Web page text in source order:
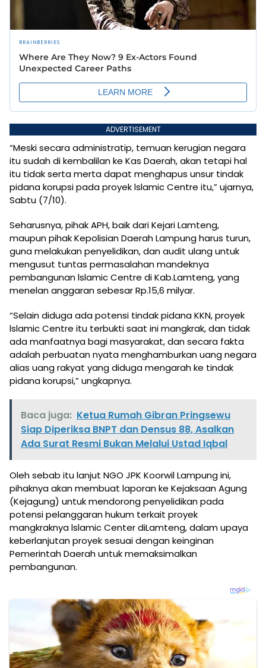
ADVERTISEMENT
“Meski secara administratip, temuan kerugian negara
itu sudah di kembalilan ke Kas Daerah, akan tetapi hal
itu tidak serta merta dapat menghapus unsur tindak
pidana korupsi pada proyek lslamic Centre itu,” ujarnya,
Sabtu (7/10).
Seharusnya, pihak APH, baik dari Kejari Lamteng,
maupun pihak Kepolisian Daerah Lampung harus turun,
guna melakukan penyelidikan, dan audit ulang untuk
mengusut tuntas permasalahan mandeknya
pembangunan lslamic Centre di Kab.Lamteng, yang
menelan anggaran sebesar Rp.15,6 milyar.
“Selain diduga ada potensi tindak pidana KKN, proyek
lslamic Centre itu terbukti saat ini mangkrak, dan tidak
ada manfaatnya bagi masyarakat, dan secara fakta
adalah perbuatan nyata menghamburkan uang negara
alias uang rakyat yang diduga mengarah ke tindak
pidana korupsi,” ungkapnya.
Baca juga: Ketua Rumah Gibran Pringsewu
Siap Diperiksa BNPT dan Densus 88, Asalkan
Ada Surat Resmi Bukan Melalui Ustad Iqbal
Oleh sebab itu lanjut NGO JPK Koorwil Lampung ini,
pihaknya akan membuat laporan ke Kejaksaan Agung
(Kejagung) untuk mendorong penyelidikan pada
potensi pelanggaran hukum terkait proyek
mangkraknya lslamic Center diLamteng, dalam upaya
keberlanjutan proyek sesuai dengan keinginan
Pemerintah Daerah untuk memaksimalkan
pembangunan.